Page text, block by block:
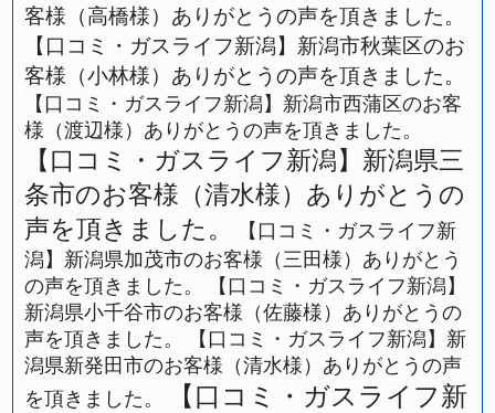
客様（高橋様）ありがとうの声を頂きました。
【口コミ・ガスライフ新潟】新潟市秋葉区のお
客様（小林様）ありがとうの声を頂きました。
【口コミ・ガスライフ新潟】新潟市西蒲区のお客
様（渡辺様）ありがとうの声を頂きました。
【口コミ・ガスライフ新潟】新潟県三
条市のお客様（清水様）ありがとうの
声を頂きました。
【口コミ・ガスライフ新
潟】新潟県加茂市のお客様（三田様）ありがとう
の声を頂きました。
【口コミ・ガスライフ新潟】
新潟県小千谷市のお客様（佐藤様）ありがとうの
声を頂きました。
【口コミ・ガスライフ新潟】新
潟県新発田市のお客様（清水様）ありがとうの声
を頂きました。
【口コミ・ガスライフ新